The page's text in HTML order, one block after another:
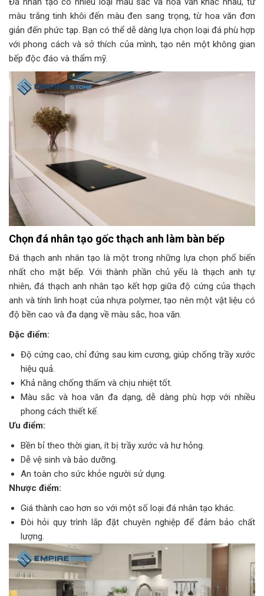
màu trắng tinh khôi đến màu đen sang trọng, từ hoa văn đơn
giản đến phức tạp. Bạn có thể dễ dàng lựa chọn loại đá phù hợp
với phong cách và sở thích của mình, tạo nên một không gian
bếp độc đáo và thẩm mỹ.
Chọn đá nhân tạo gốc thạch anh làm bàn bếp
Đá thạch anh nhân tạo là một trong những lựa chọn phổ biến
nhất cho mặt bếp. Với thành phần chủ yếu là thạch anh tự
nhiên, đá thạch anh nhân tạo kết hợp giữa độ cứng của thạch
anh và tính linh hoạt của nhựa polymer, tạo nên một vật liệu có
độ bền cao và đa dạng về màu sắc, hoa văn.
Đặc điểm:
Độ cứng cao, chỉ đứng sau kim cương, giúp chống trầy xước
hiệu quả.
Khả năng chống thấm và chịu nhiệt tốt.
Màu sắc và hoa văn đa dạng, dễ dàng phù hợp với nhiều
phong cách thiết kế.
Ưu điểm:
Bền bỉ theo thời gian, ít bị trầy xước và hư hỏng.
Dễ vệ sinh và bảo dưỡng.
An toàn cho sức khỏe người sử dụng.
Nhược điểm:
Giá thành cao hơn so với một số loại đá nhân tạo khác.
Đòi hỏi quy trình lắp đặt chuyên nghiệp để đảm bảo chất
lượng.